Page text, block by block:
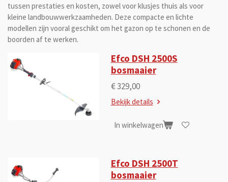
tussen prestaties en kosten, zowel voor klusjes thuis als voor
kleine landbouwwerkzaamheden. Deze compacte en lichte
modellen zijn vooral geschikt om het gazon op te schonen en de
boorden af te werken.
Efco DSH 2500S
bosmaaier
€ 329,00
Bekijk details
In winkelwagen
Efco DSH 2500T
bosmaaier